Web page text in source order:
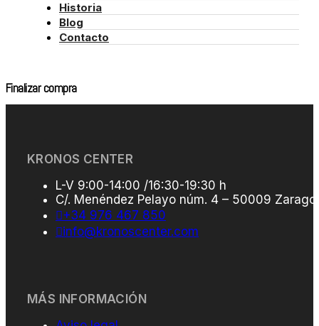
Historia
Blog
Contacto
Finalizar compra
KRONOS CENTER
L-V 9:00-14:00 /16:30-19:30 h
C/. Menéndez Pelayo núm. 4 – 50009
+34 976 467 850
info@kronoscenter.com
MÁS INFORMACIÓN